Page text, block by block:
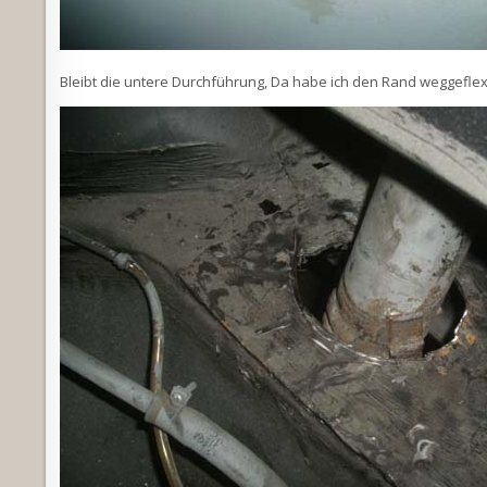
Bleibt die untere Durchführung, Da habe ich den Rand